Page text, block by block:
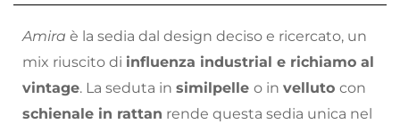
Amira è la sedia dal design deciso e ricercato, un
mix riuscito di influenza industrial e richiamo al
vintage. La seduta in similpelle o in velluto con
schienale in rattan rende questa sedia unica nel